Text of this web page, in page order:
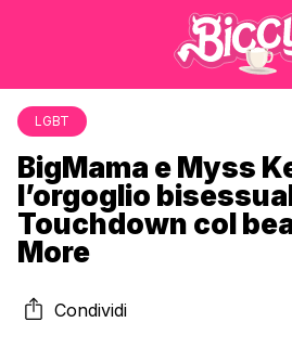
LGBT
BigMama e Myss
l’orgoglio
Touchdown col
More
Condividi